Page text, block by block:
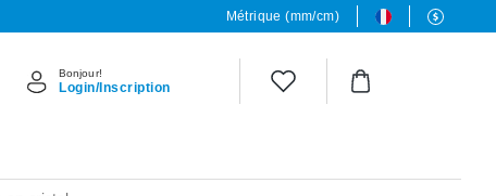
Métrique (mm/cm)
Bonjour!
Login/Inscription